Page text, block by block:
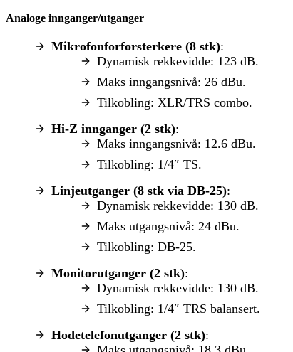
Analoge innganger/utganger
Mikrofonforforsterkere (8 stk):
Dynamisk rekkevidde: 123 dB.
Maks inngangsnivå: 26 dBu.
Tilkobling: XLR/TRS combo.
Hi-Z innganger (2 stk):
Maks inngangsnivå: 12.6 dBu.
Tilkobling: 1/4″ TS.
Linjeutganger (8 stk via DB-25):
Dynamisk rekkevidde: 130 dB.
Maks utgangsnivå: 24 dBu.
Tilkobling: DB-25.
Monitorutganger (2 stk):
Dynamisk rekkevidde: 130 dB.
Tilkobling: 1/4″ TRS balansert.
Hodetelefonutganger (2 stk):